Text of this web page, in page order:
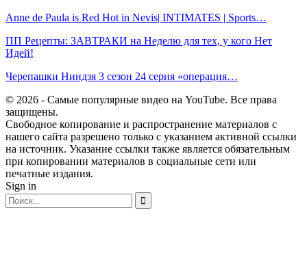
Anne de Paula is Red Hot in Nevis| INTIMATES | Sports…
ПП Рецепты: ЗАВТРАКИ на Неделю для тех, у кого Нет
Идей!
Черепашки Ниндзя 3 сезон 24 серия «операция…
© 2026 - Самые популярные видео на YouTube. Все права
защищены.
Свободное копирование и распространение материалов с
нашего сайта разрешено только с указанием активной ссылки
на источник. Указание ссылки также является обязательным
при копировании материалов в социальные сети или
печатные издания.
Sign in